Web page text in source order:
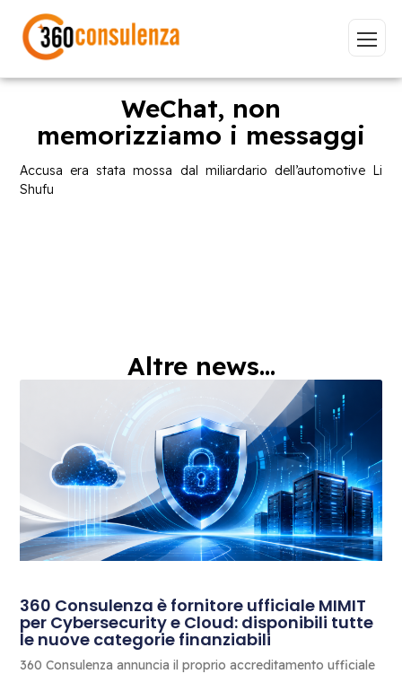
Vai
WeChat, non
memorizziamo i messaggi
Accusa era stata mossa dal miliardario dell’automotive Li
Shufu
Altre news...
360 Consulenza è fornitore ufficiale MIMIT
per Cybersecurity e Cloud: disponibili tutte
le nuove categorie finanziabili
360 Consulenza annuncia il proprio accreditamento ufficiale